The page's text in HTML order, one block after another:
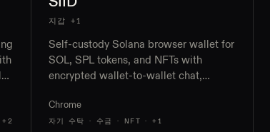
+2
지갑 +1
Self-custody Solana browser wallet for
SOL, SPL tokens, and NFTs with
encrypted wallet-to-wallet chat,
Chrome
자기 수탁 · 수금 · NFT · +1